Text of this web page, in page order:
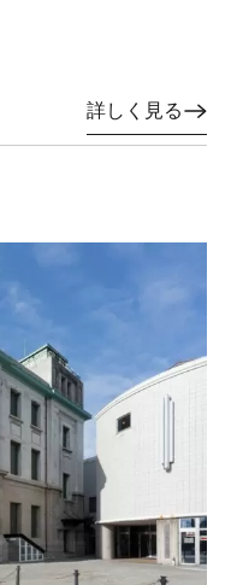
詳しく見る